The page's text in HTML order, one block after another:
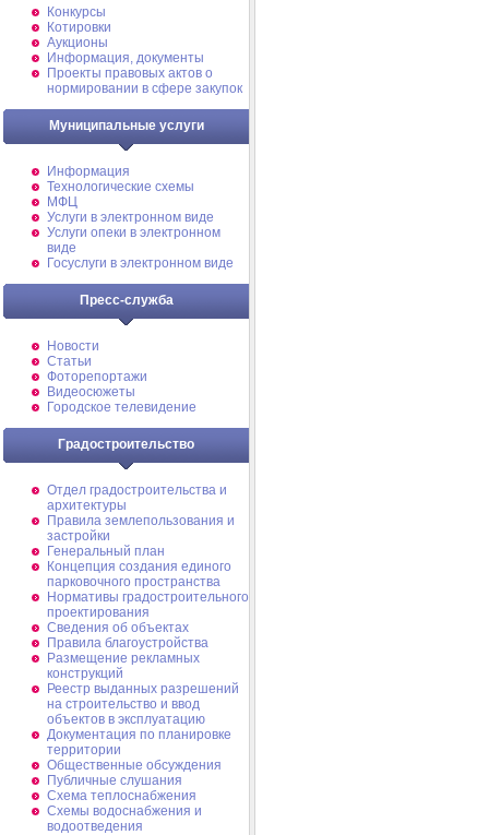
Конкурсы
Котировки
Аукционы
Информация, документы
Проекты правовых актов о
нормировании в сфере закупок
Муниципальные услуги
Информация
Технологические схемы
МФЦ
Услуги в электронном виде
Услуги опеки в электронном
виде
Госуслуги в электронном виде
Пресс-служба
Новости
Статьи
Фоторепортажи
Видеосюжеты
Городское телевидение
Градостроительство
Отдел градостроительства и
архитектуры
Правила землепользования и
застройки
Генеральный план
Концепция создания единого
парковочного пространства
Нормативы градостроительного
проектирования
Сведения об объектах
Правила благоустройства
Размещение рекламных
конструкций
Реестр выданных разрешений
на строительство и ввод
объектов в эксплуатацию
Документация по планировке
территории
Общественные обсуждения
Публичные слушания
Схема теплоснабжения
Схемы водоснабжения и
водоотведения